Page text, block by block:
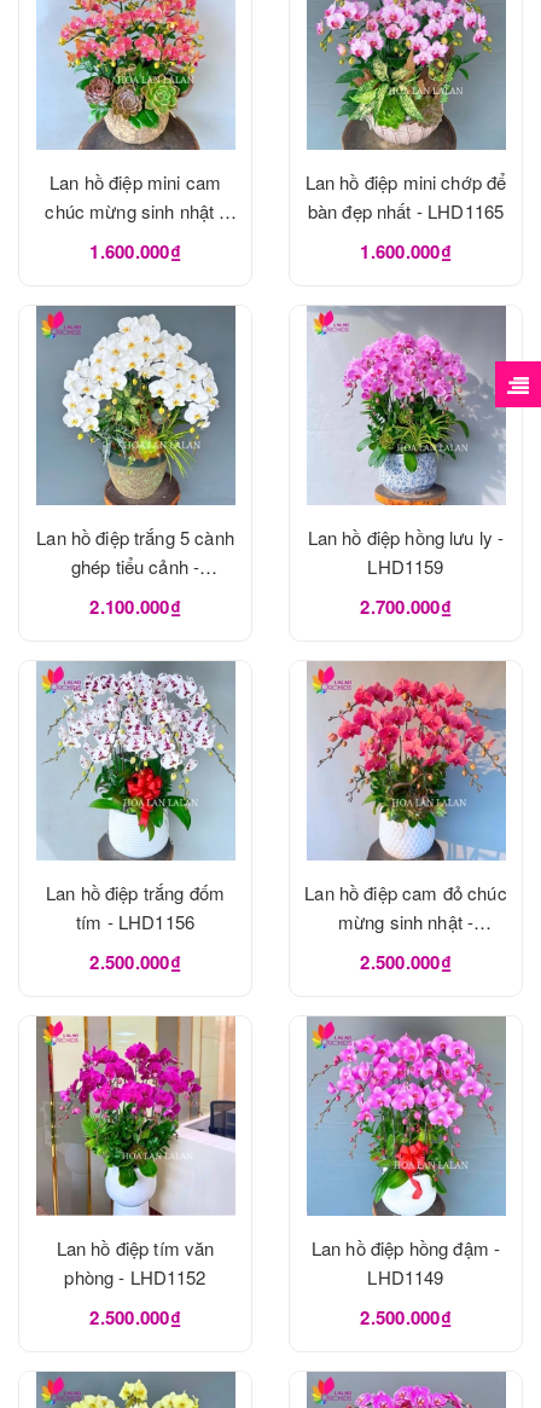
Lan hồ điệp mini cam
chúc mừng sinh nhật -
LHD1166
1.600.000₫
Lan hồ điệp mini chớp để
bàn đẹp nhất - LHD1165
1.600.000₫
Lan hồ điệp trắng 5 cành
ghép tiểu cảnh -
LHD1162
2.100.000₫
Lan hồ điệp hồng lưu ly -
LHD1159
2.700.000₫
Lan hồ điệp trắng đốm
tím - LHD1156
2.500.000₫
Lan hồ điệp cam đỏ chúc
mừng sinh nhật -
LHD1155
2.500.000₫
Lan hồ điệp tím văn
phòng - LHD1152
2.500.000₫
Lan hồ điệp hồng đậm -
LHD1149
2.500.000₫